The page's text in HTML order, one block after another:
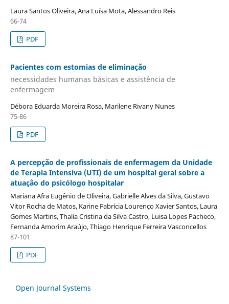
Laura Santos Oliveira, Ana Luísa Mota, Alessandro Reis
66-74
PDF
Pacientes com estomias de eliminação
necessidades humanas básicas e assistência de
enfermagem
Débora Eduarda Moreira Rosa, Marilene Rivany Nunes
75-86
PDF
A percepção de profissionais de enfermagem da Unidade
de Terapia Intensiva (UTI) de um hospital geral sobre a
atuação do psicólogo hospitalar
Mariana Afra Eugênio de Oliveira, Gabrielle Alves da Silva, Gustavo
Vitor Rocha de Matos, Karine Fabrícia Lourenço Xavier Santos, Laura
Gomes Martins, Thalia Cristina da Silva Castro, Luisa Lopes Pacheco,
Fernanda Amorim Araújo, Thiago Henrique Ferreira Vasconcellos
87-101
PDF
Open Journal Systems